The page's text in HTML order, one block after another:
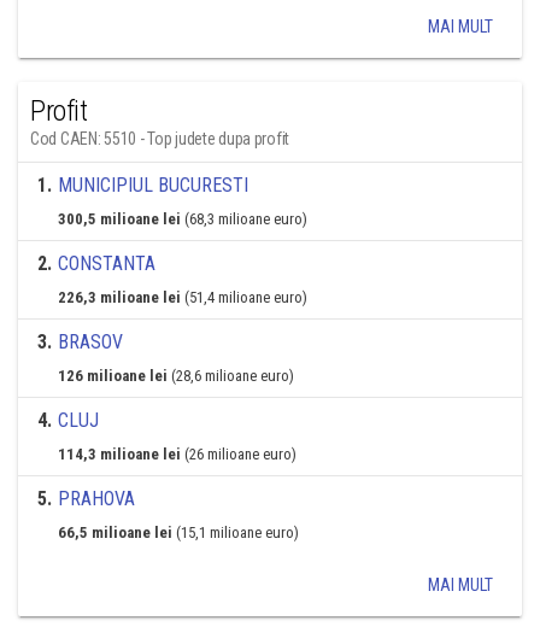
MAI MULT
Profit
Cod CAEN: 5510 - Top judete dupa profit
1. MUNICIPIUL BUCURESTI
300,5 milioane lei (68,3 milioane euro)
2. CONSTANTA
226,3 milioane lei (51,4 milioane euro)
3. BRASOV
126 milioane lei (28,6 milioane euro)
4. CLUJ
114,3 milioane lei (26 milioane euro)
5. PRAHOVA
66,5 milioane lei (15,1 milioane euro)
MAI MULT